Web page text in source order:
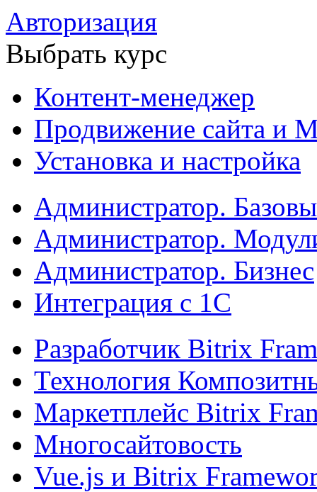
Авторизация
Выбрать курс
Контент-менеджер
Продвижение сайта и
Установка и настройка
Администратор.
Администратор.
Администратор. Бизнес
Интеграция с 1С
Разработчик Bitrix
Технология
Маркетплейс Bitrix
Многосайтовость
Vue.js и Bitrix